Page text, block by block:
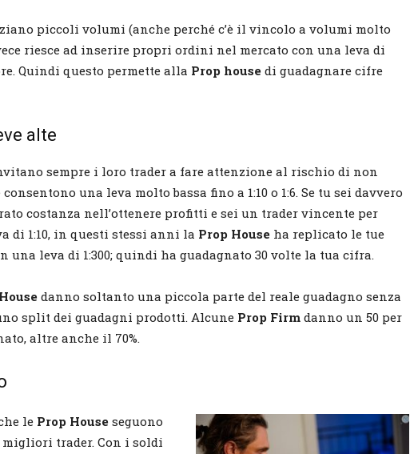
piccoli volumi (anche perché c’è il vincolo a volumi molto
riesce ad inserire propri ordini nel mercato con una leva di
Quindi questo permette alla Prop house di guadagnare cifre
alte
sempre i loro trader a fare attenzione al rischio di non
una leva molto bassa fino a 1:10 o 1:6. Se tu sei davvero
costanza nell’ottenere profitti e sei un trader vincente per
di 1:10, in questi stessi anni la Prop House ha replicato le tue
una leva di 1:300; quindi ha guadagnato 30 volte la tua cifra.
danno soltanto una piccola parte del reale guadagno senza
split dei guadagni prodotti. Alcune Prop Firm danno un 50 per
altre anche il 70%.
le Prop House seguono
trader. Con i soldi